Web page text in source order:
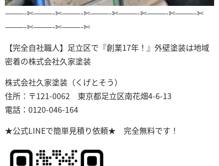
———-✄———-✄———-✄———-✄———-✄———-✄———-✄
———-✄———-✄———-✄
【完全自社職人】足立区で『創業17年！』外壁塗装は地域
密着の株式会社久家塗装
株式会社久家塗装（くげとそう）
住所：〒121-0062 東京都足立区南花畑4-6-13
電話：0120-046-164
★公式LINEで簡単見積り依頼★ 完全無料です！